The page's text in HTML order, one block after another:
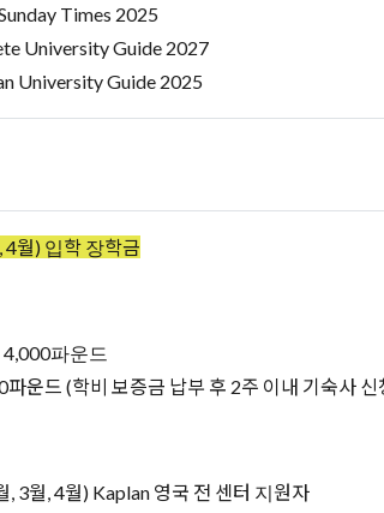
Times 2025
University Guide 2027
University Guide 2025
월) 입학 장학금
파운드
운드 (학비 보증금 납부 후 2주 이내 기숙사 신
3월, 4월) Kaplan 영국 전 센터 지원자